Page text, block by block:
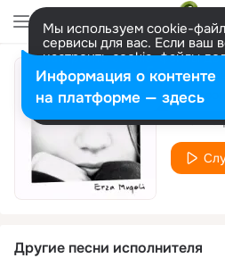
Мы используем cookie-
сервисы для вас. Если ваш
настроить cookie-файлы
представитель. Больше
Разрешить все C'est
Erza
Другие песни исполнителя
Информация о контенте
на платформе — здесь